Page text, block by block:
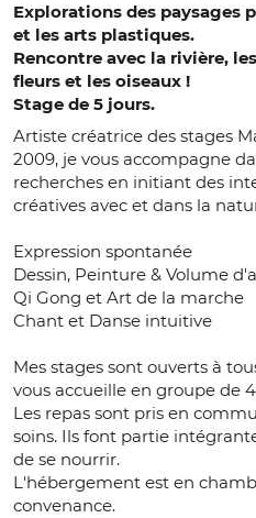
Explorations des paysages
et les arts plastiques.
Rencontre avec la rivière,
fleurs et les oiseaux !
Stage de 5 jours.
Artiste créatrice des stages
2009, je vous accompagne
recherches en initiant des
créatives avec et dans la
Expression spontanée
Dessin, Peinture & Volume
Qi Gong et Art de la marche
Chant et Danse intuitive
Mes stages sont ouverts à
vous accueille en groupe de
Les repas sont pris en
soins. Ils font partie
de se nourrir.
L'hébergement est en
convenance.